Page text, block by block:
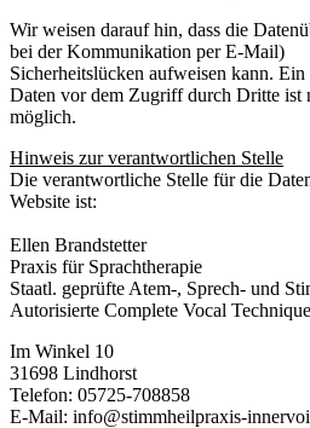
Wir weisen darauf hin, dass die
bei der Kommunikation per E-Mail)
Sicherheitslücken aufweisen kann.
Daten vor dem Zugriff durch Dritte ist
möglich.
Hinweis zur verantwortlichen Stelle
Die verantwortliche Stelle für die
Website ist:
Ellen Brandstetter
Praxis für Sprachtherapie
Staatl. geprüfte Atem-, Sprech- und
Autorisierte Complete Vocal
Im Winkel 10
31698 Lindhorst
Telefon: 05725-708858
E-Mail: info@stimmheilpraxis-